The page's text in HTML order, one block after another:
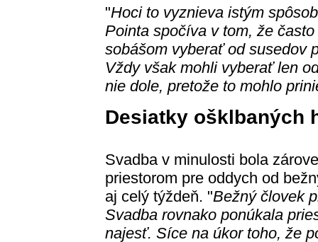
"Hoci to vyznieva istým
Pointa spočíva v tom, že
sobášom vyberať od susedov
Vždy však mohli vyberať len
nie dole, pretože to mohlo
Desiatky ošklbaných
Svadba v minulosti bola
priestorom pre oddych od
aj celý týždeň. "Bežný človek
Svadba rovnako ponúkala
najesť. Síce na úkor toho, že